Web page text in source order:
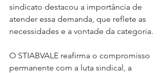
sindicato destacou a importância de
atender essa demanda, que reflete as
necessidades e a vontade da categoria.
O STIABVALE reafirma o compromisso
permanente com a luta sindical, a